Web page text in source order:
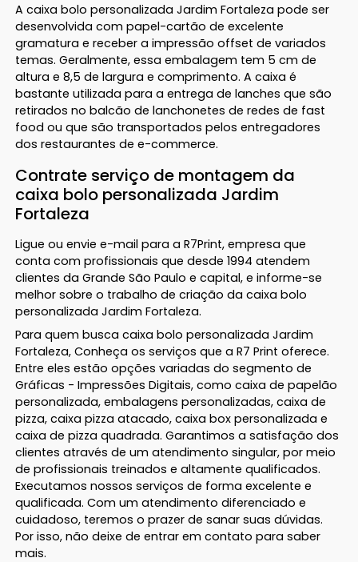
A caixa bolo personalizada Jardim Fortaleza pode ser
desenvolvida com papel-cartão de excelente
gramatura e receber a impressão offset de variados
temas. Geralmente, essa embalagem tem 5 cm de
altura e 8,5 de largura e comprimento. A caixa é
bastante utilizada para a entrega de lanches que são
retirados no balcão de lanchonetes de redes de fast
food ou que são transportados pelos entregadores
dos restaurantes de e-commerce.
Contrate serviço de montagem da
caixa bolo personalizada Jardim
Fortaleza
Ligue ou envie e-mail para a R7Print, empresa que
conta com profissionais que desde 1994 atendem
clientes da Grande São Paulo e capital, e informe-se
melhor sobre o trabalho de criação da caixa bolo
personalizada Jardim Fortaleza.
Para quem busca caixa bolo personalizada Jardim
Fortaleza, Conheça os serviços que a R7 Print oferece.
Entre eles estão opções variadas do segmento de
Gráficas - Impressões Digitais, como caixa de papelão
personalizada, embalagens personalizadas, caixa de
pizza, caixa pizza atacado, caixa box personalizada e
caixa de pizza quadrada. Garantimos a satisfação dos
clientes através de um atendimento singular, por meio
de profissionais treinados e altamente qualificados.
Executamos nossos serviços de forma excelente e
qualificada. Com um atendimento diferenciado e
cuidadoso, teremos o prazer de sanar suas dúvidas.
Por isso, não deixe de entrar em contato para saber
mais.